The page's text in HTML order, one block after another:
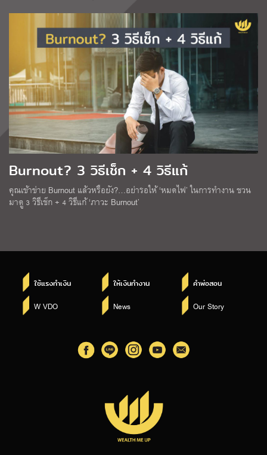
Burnout? 3 วิธีเช็ก + 4 วิธีแก้
คุณเข้าข่าย Burnout แล้วหรือยัง?…อย่ารอให้ ‘หมดไฟ’ ในการทำงาน ชวน
มาดู 3 วิธีเช็ก + 4 วิธีแก้ ‘ภาวะ Burnout’
ใช้แรงทำเงิน ให้เงินทำงาน คำพ่อสอน
W VDO News Our Story